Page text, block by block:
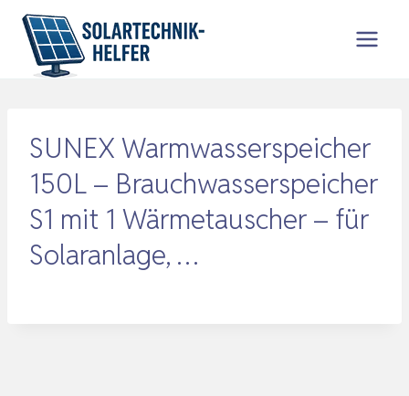
Zum
Inhalt
springen
SUNEX Warmwasserspeicher
150L – Brauchwasserspeicher
S1 mit 1 Wärmetauscher – für
Solaranlage, …